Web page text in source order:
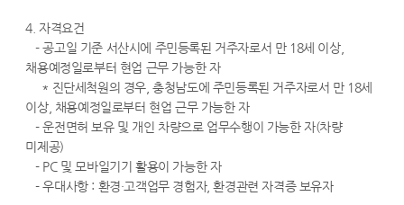
4. 자격요건
- 공고일 기준 서산시에 주민등록된 거주자로서 만 18세 이상,
채용예정일로부터 현업 근무 가능한 자
* 진단세척원의 경우, 충청남도에 주민등록된 거주자로서 만 18세
이상, 채용예정일로부터 현업 근무 가능한 자
- 운전면허 보유 및 개인 차량으로 업무수행이 가능한 자(차량
미제공)
- PC 및 모바일기기 활용이 가능한 자
- 우대사항 : 환경·고객업무 경험자, 환경관련 자격증 보유자